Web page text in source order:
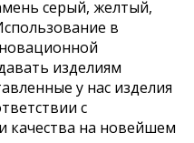
серый, желтый,
в
изделиям
у нас изделия
с
качества на новейшем